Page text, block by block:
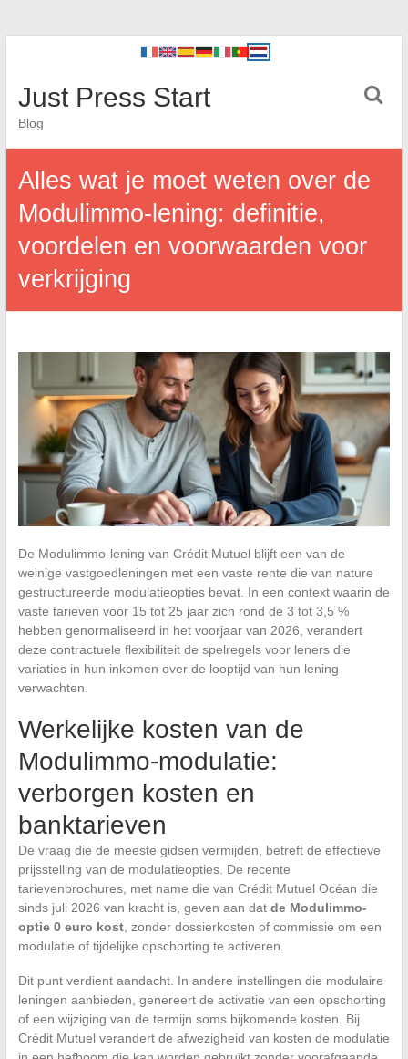
Just Press Start
Blog
Alles wat je moet weten over de
Modulimmo-lening: definitie,
voordelen en voorwaarden voor
verkrijging
De Modulimmo-lening van Crédit Mutuel blijft een van de
weinige vastgoedleningen met een vaste rente die van nature
gestructureerde modulatieopties bevat. In een context waarin de
vaste tarieven voor 15 tot 25 jaar zich rond de 3 tot 3,5 %
hebben genormaliseerd in het voorjaar van 2026, verandert
deze contractuele flexibiliteit de spelregels voor leners die
variaties in hun inkomen over de looptijd van hun lening
verwachten.
Werkelijke kosten van de
Modulimmo-modulatie:
verborgen kosten en
banktarieven
De vraag die de meeste gidsen vermijden, betreft de effectieve
prijsstelling van de modulatieopties. De recente
tarievenbrochures, met name die van Crédit Mutuel Océan die
sinds juli 2026 van kracht is, geven aan dat de Modulimmo-
optie 0 euro kost, zonder dossierkosten of commissie om een
modulatie of tijdelijke opschorting te activeren.
Dit punt verdient aandacht. In andere instellingen die modulaire
leningen aanbieden, genereert de activatie van een opschorting
of een wijziging van de termijn soms bijkomende kosten. Bij
Crédit Mutuel verandert de afwezigheid van kosten de modulatie